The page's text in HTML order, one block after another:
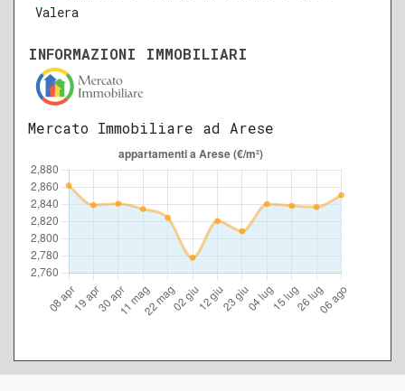
Valera
INFORMAZIONI IMMOBILIARI
Mercato Immobiliare ad Arese